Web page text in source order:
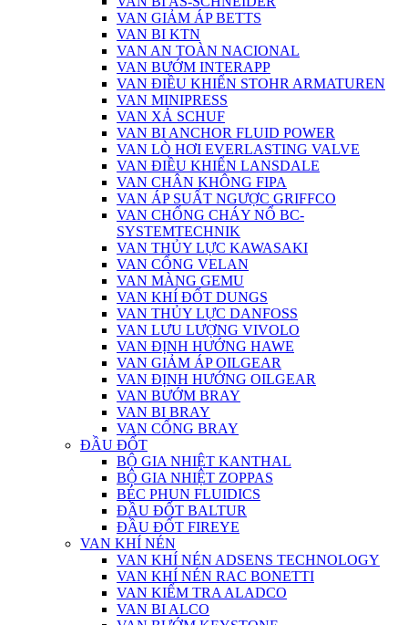
VAN GIẢM ÁP BETTS
VAN BI KTN
VAN AN TOÀN NACIONAL
VAN BƯỚM INTERAPP
VAN ĐIỀU KHIỂN STOHR ARMATUREN
VAN MINIPRESS
VAN XẢ SCHUF
VAN BI ANCHOR FLUID POWER
VAN LÒ HƠI EVERLASTING VALVE
VAN ĐIỀU KHIỂN LANSDALE
VAN CHÂN KHÔNG FIPA
VAN ÁP SUẤT NGƯỢC GRIFFCO
VAN CHỐNG CHÁY NỔ BC-
SYSTEMTECHNIK
VAN THỦY LỰC KAWASAKI
VAN CỔNG VELAN
VAN MÀNG GEMU
VAN KHÍ ĐỐT DUNGS
VAN THỦY LỰC DANFOSS
VAN LƯU LƯỢNG VIVOLO
VAN ĐỊNH HƯỚNG HAWE
VAN GIẢM ÁP OILGEAR
VAN ĐỊNH HƯỚNG OILGEAR
VAN BƯỚM BRAY
VAN BI BRAY
VAN CỔNG BRAY
ĐẦU ĐỐT
BỘ GIA NHIỆT KANTHAL
BỘ GIA NHIỆT ZOPPAS
BÉC PHUN FLUIDICS
ĐẦU ĐỐT BALTUR
ĐẦU ĐỐT FIREYE
VAN KHÍ NÉN
VAN KHÍ NÉN ADSENS TECHNOLOGY
VAN KHÍ NÉN RAC BONETTI
VAN KIỂM TRA ALADCO
VAN BI ALCO